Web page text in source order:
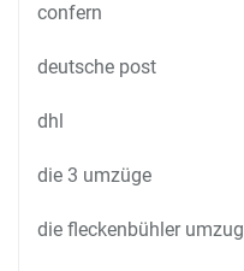
confern
deutsche post
dhl
die 3 umzüge
die fleckenbühler umzug